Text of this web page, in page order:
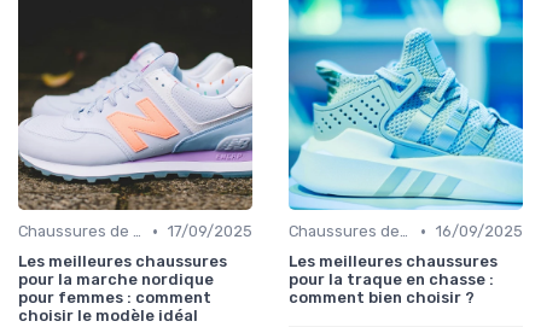
Chaussures de Randonnée • 17/09/2025
Les meilleures chaussures
pour la marche nordique
pour femmes : comment
choisir le modèle idéal
Chaussures de Randonnée • 16/09/2025
Les meilleures chaussures
pour la traque en chasse :
comment bien choisir ?